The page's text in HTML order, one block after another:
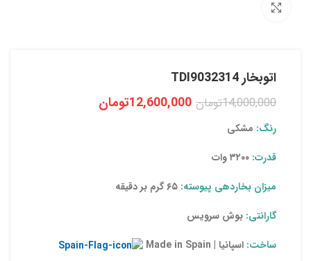
اتوبخار TDI9032314
14,000,000تومان 12,600,000تومان
رنگ: مشکی
قدرت:
میزان بخاردهی پیوسته:
گارانتی: بوش سرویس
ساخت: اسپانیا | Made in Spain